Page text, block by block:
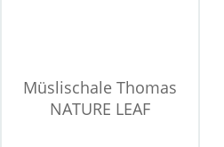
Müslischale Thomas
NATURE LEAF